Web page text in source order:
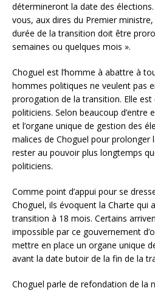
détermineront la date des
vous, aux dires du Premier
durée de la transition doit être
semaines ou quelques mois ».
Choguel est l’homme à abattre à
hommes politiques ne veulent pas
prorogation de la transition. Elle
politiciens. Selon beaucoup d’entre
et l’organe unique de gestion des
malices de Choguel pour prolonger
rester au pouvoir plus longtemps
politiciens.
Comme point d’appui pour se
Choguel, ils évoquent la Charte qui
transition à 18 mois. Certains
impossible par ce gouvernement
mettre en place un organe unique
avant la date butoir de la fin de la
Choguel parle de refondation de la